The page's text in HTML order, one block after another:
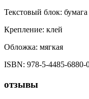
Текстовый блок:
Крепление: клей
Обложка: мягкая
ISBN: 978-5-4485-6880-
отзывы